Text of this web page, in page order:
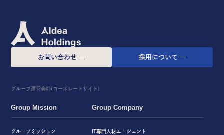
お問い合わせ 採用について
グループ運営会社(コーポレートサイト)
Group Mission
グループミッション
Group Company
IT専門人材エージェント